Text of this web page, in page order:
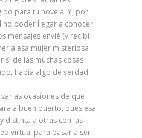
para tu novela. Y, por
no poder llegar a conocer
mensajes envié (y recibí
a esa mujer misteriosa
si de las muchas cosas
había algo de verdad.
ocasiones de que
a buen puerto, pues esa
distinta a otras con las
virtual para pasar a ser